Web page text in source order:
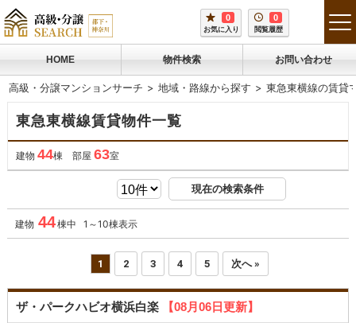
0
お気に入り
0
閲覧履歴
HOME 物件検索 お問い合わせ
高級・分譲マンションサーチ 地域・路線から探す 東急東横線の賃貸
東急東横線賃貸物件一覧
建物 44棟 部屋 63室
現在の検索条件
建物 44棟中 1～10棟表示
1 2 3 4 5 次へ »
ザ・パークハビオ横浜白楽 【08月06日更新】